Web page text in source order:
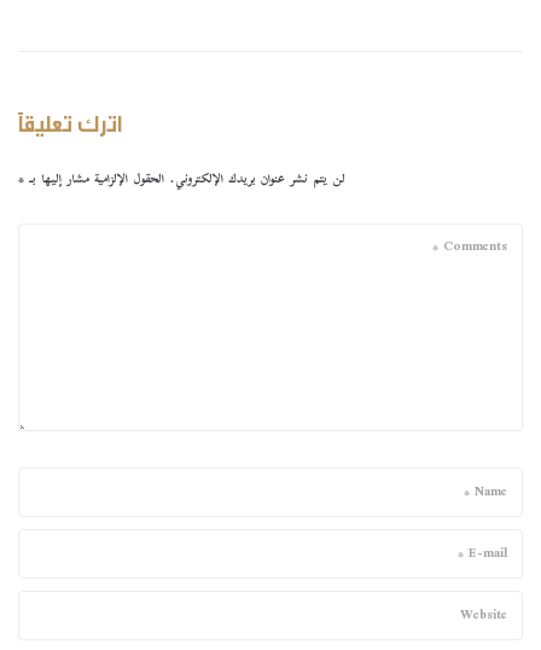
اترك تعليقاً
لن يتم نشر عنوان بريدك الإلكتروني. الحقول الإلزامية مشار إليها بـ*